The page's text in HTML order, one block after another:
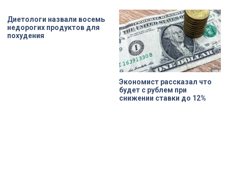
Диетологи назвали восемь
недорогих продуктов для
похудения
Экономист рассказал что
будет с рублем при
снижении ставки до 12%